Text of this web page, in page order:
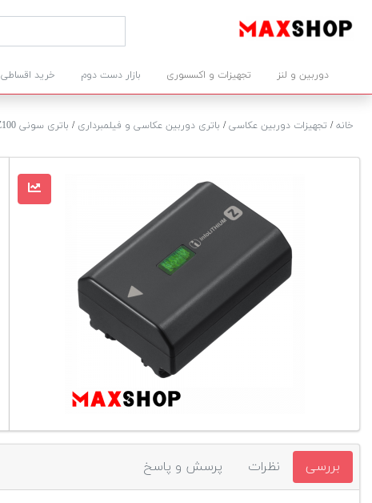
دوربین و لنز تجهیزات و اکسسوری بازار دست دوم خرید اقساطی
خانه/ تجهیزات دوربین عکاسی/ باتری دوربین عکاسی و فیلمبرداری / باتری سونی NP-FZ100 ( اصل )
بررسی نظرات پرسش و پاسخ